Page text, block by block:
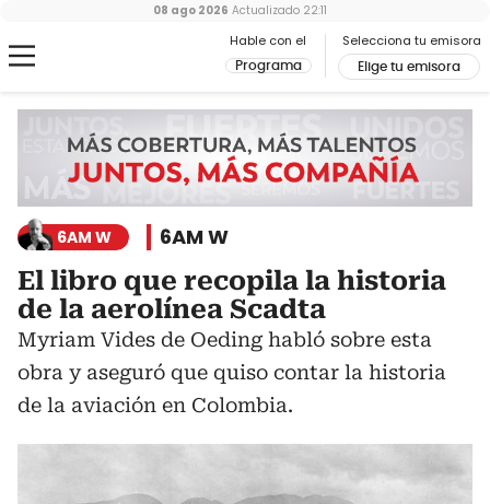
Hable con el
Programa
Selecciona tu emisora
Elige tu emisora
08 ago 2026 Actualizado 22:11
6AM W 6AM W
El libro que recopila la historia
de la aerolínea Scadta
Myriam Vides de Oeding habló sobre esta
obra y aseguró que quiso contar la historia
de la aviación en Colombia.